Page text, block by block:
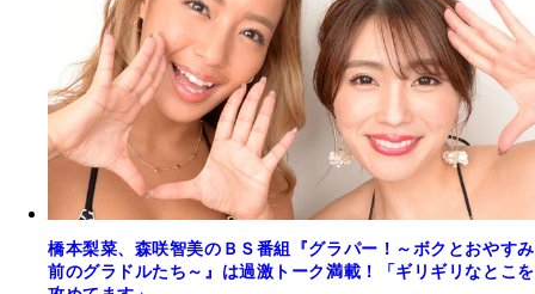
橋本梨菜、森咲智美のＢＳ番組『グラパー！～ボクとおやすみ
前のグラドルたち～』は過激トーク満載！「ギリギリなとこを